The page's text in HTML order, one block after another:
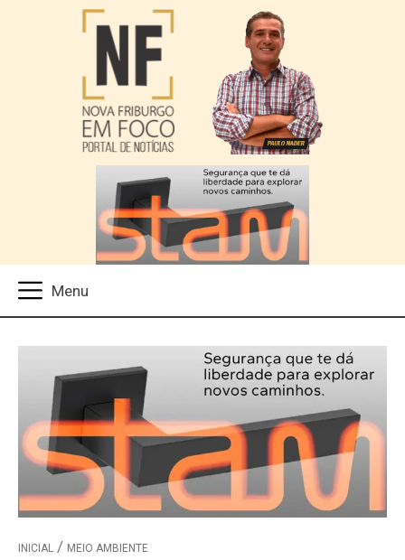
INICIAL MEIO AMBIENTE